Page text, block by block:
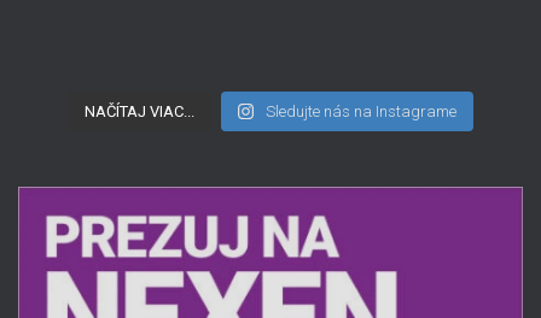
NAČÍTAJ VIAC... Sledujte nás na Instagrame